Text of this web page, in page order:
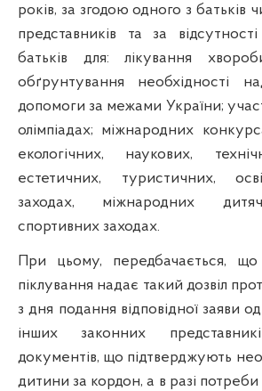
років, за згодою одного з батьків
представників та за
батьків для: лікування
обґрунтування необхідності
допомоги за межами України;
олімпіадах; міжнародних
екологічних, наукових,
естетичних, туристичних,
заходах, міжнародних
спортивних заходах.
При цьому, передбачається,
піклування надає такий дозвіл
з дня подання відповідної заяви
інших законних
документів, що підтверджують
дитини за кордон, а в разі